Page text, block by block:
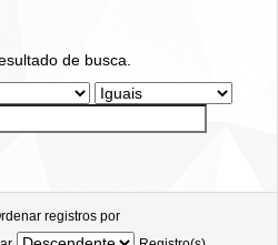
de busca.
registros por